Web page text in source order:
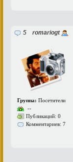
5 romariogt
Группа: Посетители
--
Публикаций: 0
Комментариев: 7